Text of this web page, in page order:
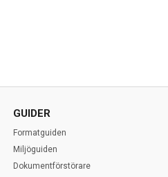
GUIDER
Formatguiden
Miljöguiden
Dokumentförstörare